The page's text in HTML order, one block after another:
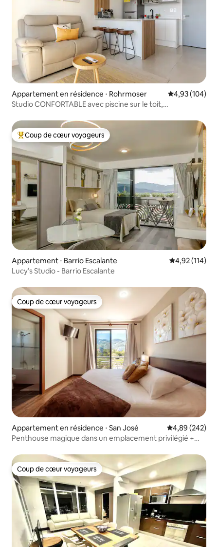
Appartement en résidence ⋅ Rohrmoser Évaluation
4,93 (104)
Studio CONFORTABLE avec piscine sur le toit,
Coups de cœur voyageurs les plus appréciés
Coup de cœur voyageurs
Appartement ⋅ Barrio Escalante Évaluation
4,92 (114)
Lucy’s Studio - Barrio Escalante
Coup de cœur voyageurs
Coup de cœur voyageurs
Appartement en résidence ⋅ San José Évaluation
4,89 (242)
Penthouse magique dans un emplacement privilégié +
Coup de cœur voyageurs
Coup de cœur voyageurs